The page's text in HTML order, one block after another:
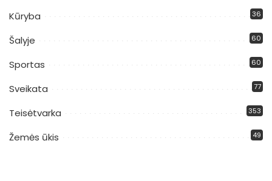
Kūryba 36
Šalyje 60
Sportas 60
Sveikata 77
Teisėtvarka 353
Žemės ūkis 49